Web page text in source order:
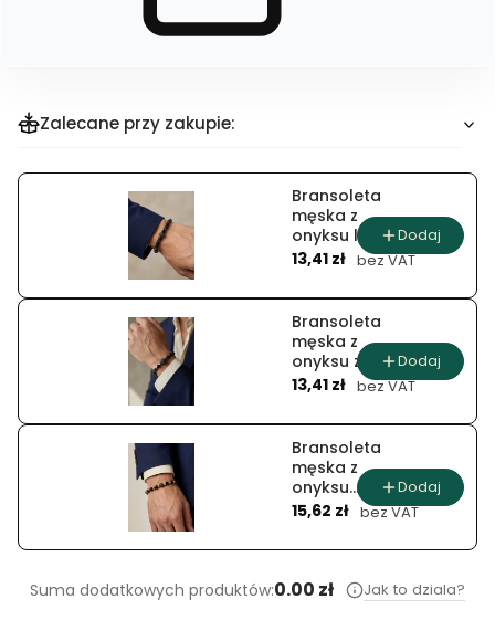
produktu
Opaska
do
Zalecane przy zakupie:
Bransoleta
męska z
onyksu lawy
wulkanicznej
Cena
13,41 zł bez VAT
Dodaj
Bransoleta
męska z
onyksu z
hematytowym
Cena
13,41 zł bez VAT
Dodaj
Bransoleta
męska z
onyksu
asterion
Cena
15,62 zł bez VAT
Dodaj
Suma dodatkowych produktów:0.00 zł Jak to dziala?